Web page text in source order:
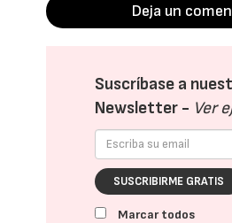
Deja un
Suscríbase a
Newsletter - Ver
SUSCRIBIRME GRATIS
Marcar todos